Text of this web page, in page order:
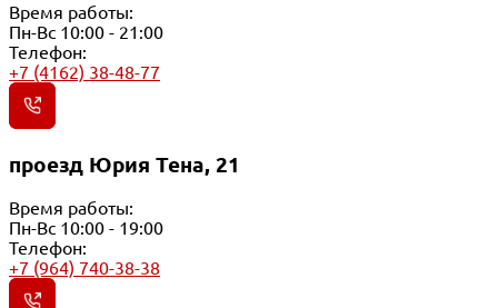
Время работы:
Пн-Вс 10:00 - 21:00
Телефон:
+7 (4162) 38-48-77
проезд Юрия Тена, 21
Время работы:
Пн-Вс 10:00 - 19:00
Телефон:
+7 (964) 740-38-38